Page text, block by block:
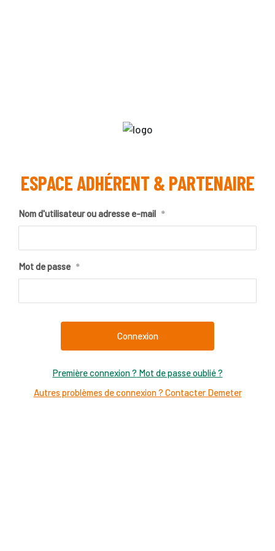
ESPACE ADHÉRENT & PARTENAIRE
Nom d'utilisateur ou adresse e-mail *
Mot de passe *
Mot de passe oublié ?
Autres problèmes de connexion ? Contacter Demeter